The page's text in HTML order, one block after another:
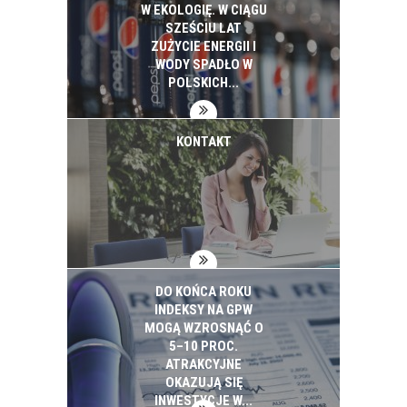
PROJEKTY SMART
CITY WYDAŁ 2,5 MLD
ZŁ. ZAPOWIADA
KOLEJNE
INWESTYCJE
W EKOLOGIĘ. W CIĄGU
SZEŚCIU LAT
ZUŻYCIE ENERGII I
WODY SPADŁO W
POLSKICH...
KONTAKT
DO KOŃCA ROKU
INDEKSY NA GPW
MOGĄ WZROSNĄĆ O
5–10 PROC.
ATRAKCYJNE
OKAZUJĄ SIĘ
INWESTYCJE W...